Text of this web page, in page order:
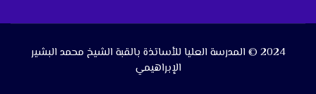
2024 © المدرسة العليا للأساتذة بالقبة الشيخ محمد البشير
الإبراهيمي